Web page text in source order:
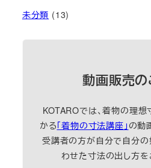
未分類 (13)
動画販売
KOTAROでは、着物の理
かる「着物の寸法講座」 の動
受講者の方が自分で自分
わせた寸法の出し方を